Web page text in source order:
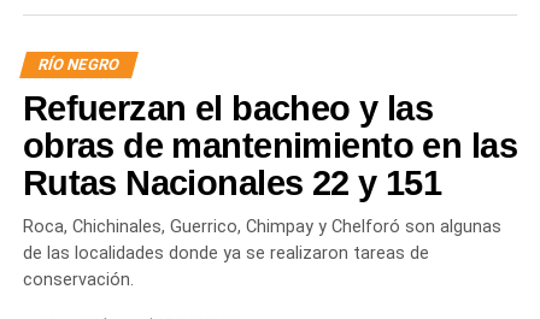
trabaja para sostener la producción de agua potable.
Por otra parte, en Gral. E. Godoy se registran valores de
turbiedad cercanos a 80 NTU, mientras que en
Chichinales rondan los 10 NTU. En ambos casos, las
plantas continúan funcionando con monitoreo
permanente.
Los equipos técnicos de Aguas Rionegrinas mantienen
un seguimiento constante de la evolución de la turbiedad
RÍO NEGRO
Refuerzan el bacheo y las
obras de mantenimiento en las
Rutas Nacionales 22 y 151
Roca, Chichinales, Guerrico, Chimpay y Chelforó son algunas
de las localidades donde ya se realizaron tareas de
conservación.